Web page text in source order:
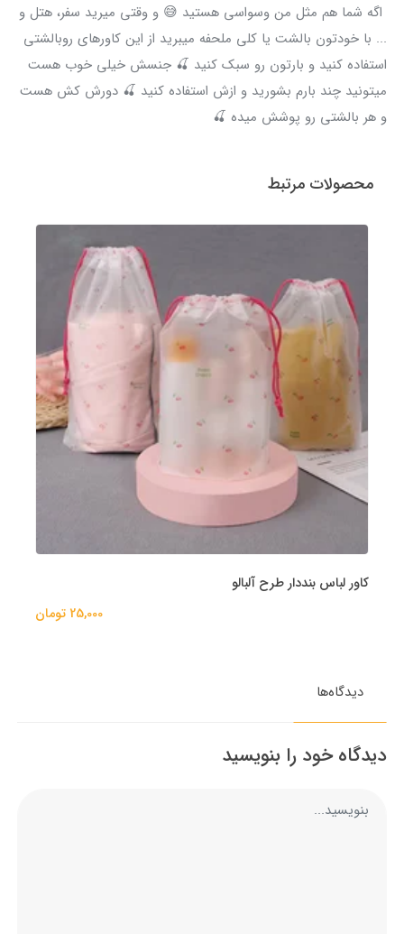
اگه شما هم مثل من وسواسی هستید 😅 و وقتی میرید سفر، هتل و
... با خودتون بالشت یا کلی ملحفه میبرید از این کاورهای روبالشتی
استفاده کنید و بارتون رو سبک کنید 🍒 جنسش خیلی خوب هست
میتونید چند بارم بشورید و ازش استفاده کنید 🍒 دورش کش هست
و هر بالشتی رو پوشش میده 🍒
محصولات مرتبط
کاور لباس بنددار طرح آلبالو
25,000 تومان
دیدگاه‌ها
دیدگاه خود را بنویسید